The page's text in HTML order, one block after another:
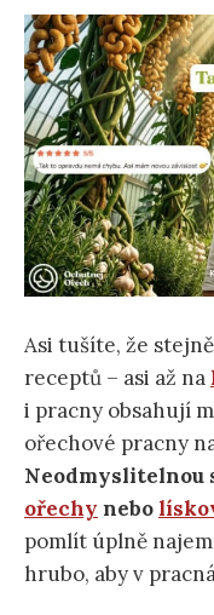
Asi tušíte, že
receptů – asi až na
i pracny obsahují mouku. V
ořechové pracny
Neodmyslitelnou
ořechy nebo
pomlít úplně
hrubo, aby v